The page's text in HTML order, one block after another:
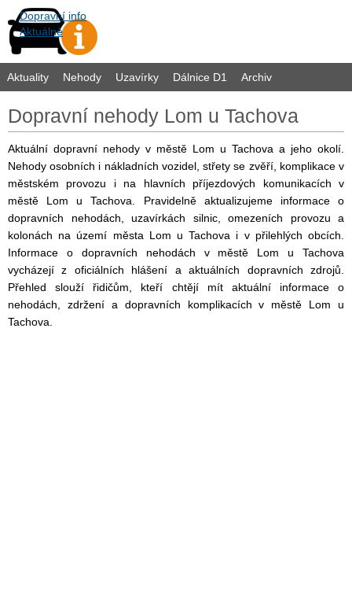
Dopravní info
Aktuálně
Aktuality Nehody Uzavírky Dálnice D1 Archiv
Dopravní nehody Lom u Tachova
Aktuální dopravní nehody v městě Lom u Tachova a jeho okolí.
Nehody osobních i nákladních vozidel, střety se zvěří, komplikace v
městském provozu i na hlavních příjezdových komunikacích v
městě Lom u Tachova. Pravidelně aktualizujeme informace o
dopravních nehodách, uzavírkách silnic, omezeních provozu a
kolonách na území města Lom u Tachova i v přilehlých obcích.
Informace o dopravních nehodách v městě Lom u Tachova
vycházejí z oficiálních hlášení a aktuálních dopravních zdrojů.
Přehled slouží řidičům, kteří chtějí mít aktuální informace o
nehodách, zdržení a dopravních komplikacích v městě Lom u
Tachova.